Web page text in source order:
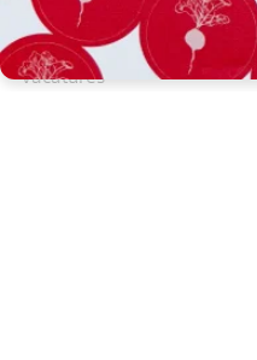
snelle links
vacatures